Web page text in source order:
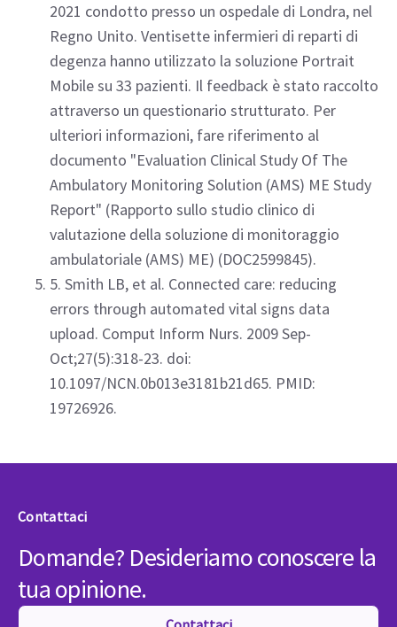
2021 condotto presso un ospedale di Londra, nel
Regno Unito. Ventisette infermieri di reparti di
degenza hanno utilizzato la soluzione Portrait
Mobile su 33 pazienti. Il feedback è stato raccolto
attraverso un questionario strutturato. Per
ulteriori informazioni, fare riferimento al
documento "Evaluation Clinical Study Of The
Ambulatory Monitoring Solution (AMS) ME Study
Report" (Rapporto sullo studio clinico di
valutazione della soluzione di monitoraggio
ambulatoriale (AMS) ME) (DOC2599845).
5. Smith LB, et al. Connected care: reducing
errors through automated vital signs data
upload. Comput Inform Nurs. 2009 Sep-
Oct;27(5):318-23. doi:
10.1097/NCN.0b013e3181b21d65. PMID:
19726926.
Contattaci
Domande? Desideriamo conoscere la
tua opinione.